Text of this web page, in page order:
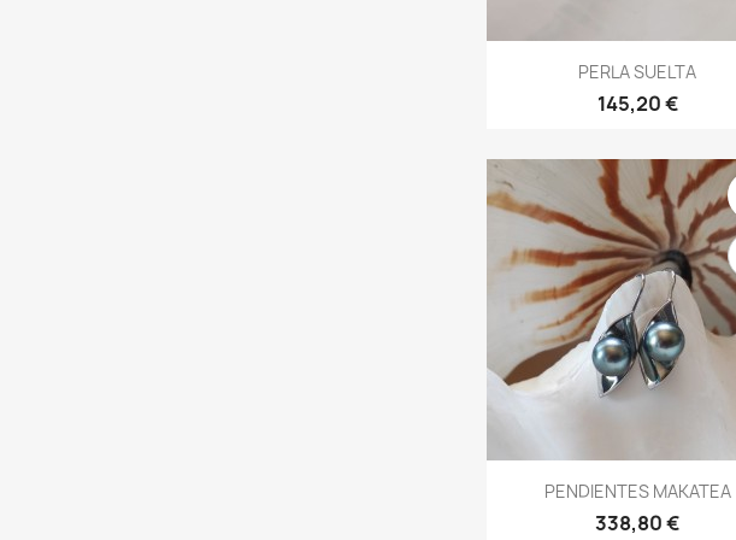
Vista rápida
PERLA SUELTA
145,20 €
Vista rápida
PENDIENTES MAKATEA
338,80 €
Sign in
Cancel